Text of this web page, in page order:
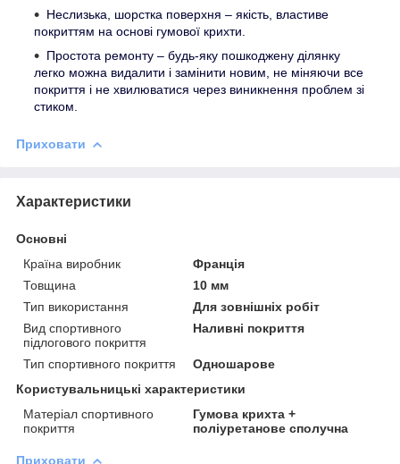
Неслизька, шорстка поверхня – якість, властиве
покриттям на основі гумової крихти.
Простота ремонту – будь-яку пошкоджену ділянку
легко можна видалити і замінити новим, не міняючи все
покриття і не хвилюватися через виникнення проблем зі
стиком.
Приховати
Характеристики
Основні
Країна виробник
Франція
Товщина
10 мм
Тип використання
Для зовнішніх робіт
Вид спортивного
підлогового покриття
Наливні покриття
Тип спортивного покриття
Одношарове
Користувальницькі характеристики
Матеріал спортивного
покриття
Гумова крихта +
поліуретанове сполучна
Приховати